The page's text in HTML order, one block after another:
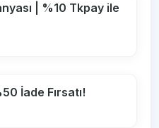
| %10 Tkpay ile
İade Fırsatı!